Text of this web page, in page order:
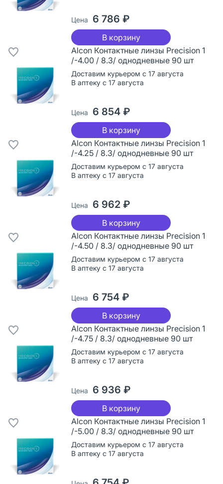
Цена 6 786 ₽
В корзину
Alcon Контактные линзы Precision 1
/-4.00 / 8.3/ однодневные 90 шт
Доставим курьером с 17 августа
В аптеку с 17 августа
Цена 6 854 ₽
В корзину
Alcon Контактные линзы Precision 1
/-4.25 / 8.3/ однодневные 90 шт
Доставим курьером с 17 августа
В аптеку с 17 августа
Цена 6 962 ₽
В корзину
Alcon Контактные линзы Precision 1
/-4.50 / 8.3/ однодневные 90 шт
Доставим курьером с 17 августа
В аптеку с 17 августа
Цена 6 754 ₽
В корзину
Alcon Контактные линзы Precision 1
/-4.75 / 8.3/ однодневные 90 шт
Доставим курьером с 17 августа
В аптеку с 17 августа
Цена 6 936 ₽
В корзину
Alcon Контактные линзы Precision 1
/-5.00 / 8.3/ однодневные 90 шт
Доставим курьером с 17 августа
В аптеку с 17 августа